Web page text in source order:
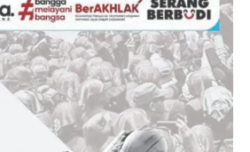
sebanyak 15 paket, dengan berat
75 kilogram dan 50 paket
dana bantuan sosial tersebut adalah
personel Satresnarkoba Polres
khusus untuk bantuan selama bulan